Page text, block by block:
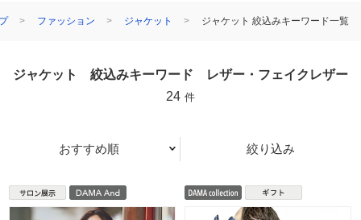
ファッション ジャケット ジャケット 絞込みキーワード一覧
ジャケット 絞込みキーワード レザー・フェイクレザー
24 件
おすすめ順 絞り込み